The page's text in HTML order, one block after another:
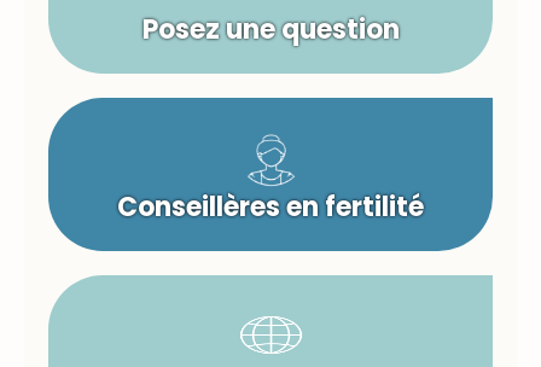
Posez une question
Conseillères en fertilité